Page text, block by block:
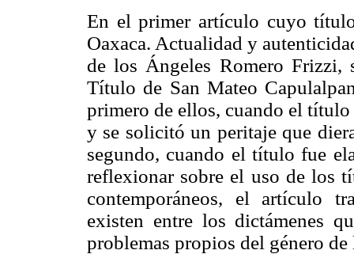
En el primer artículo cuyo
Oaxaca. Actualidad y
de los Ángeles Romero Frizzi,
Título de San Mateo
primero de ellos, cuando el
y se solicitó un peritaje que
segundo, cuando el título fue
reflexionar sobre el uso de los
contemporáneos, el artículo
existen entre los dictámenes
problemas propios del género